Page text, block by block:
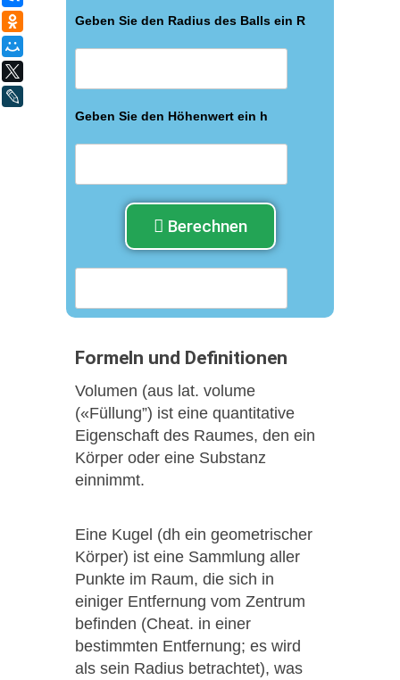
Geben Sie den Radius des Balls ein R
Geben Sie den Höhenwert ein h
Berechnen
Formeln und Definitionen
Volumen (aus lat. volume
(«Füllung”) ist eine quantitative
Eigenschaft des Raumes, den ein
Körper oder eine Substanz
einnimmt.
Eine Kugel (dh ein geometrischer
Körper) ist eine Sammlung aller
Punkte im Raum, die sich in
einiger Entfernung vom Zentrum
befinden (Cheat. in einer
bestimmten Entfernung; es wird
als sein Radius betrachtet), was
Одноклассники
Мой Мир